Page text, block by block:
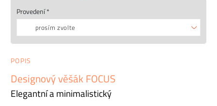
Provedení *
prosím zvolte
POPIS
Designový věšák FOCUS
Elegantní a minimalistický